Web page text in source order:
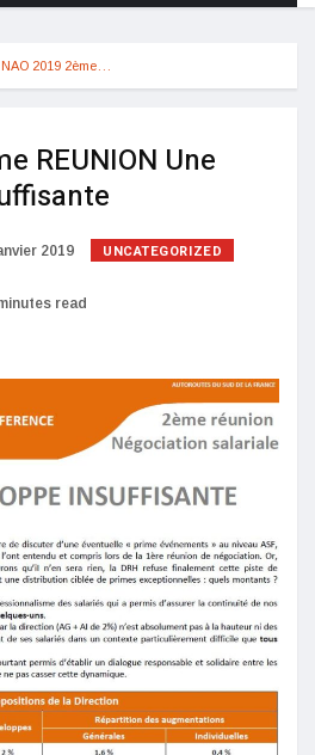
NAO 2019 2ème…
REUNION Une
2019 UNCATEGORIZED
read